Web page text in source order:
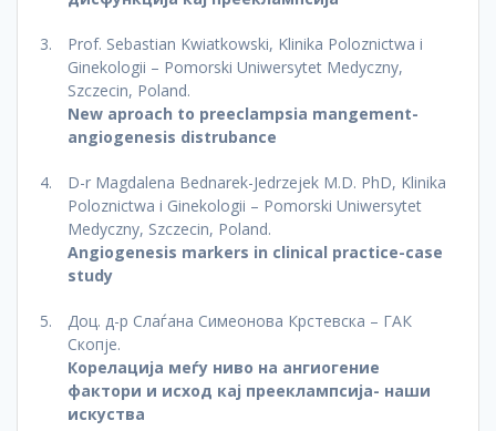
Prof. Sebastian Kwiatkowski, Klinika Poloznictwa i
Ginekologii – Pomorski Uniwersytet Medyczny,
Szczecin, Poland.
New aproach to preeclampsia mangement-
angiogenesis distrubance
D-r Magdalena Bednarek-Jedrzejek M.D. PhD, Klinika
Poloznictwa i Ginekologii – Pomorski Uniwersytet
Medyczny, Szczecin, Poland.
Angiоgenesis markers in clinical practice-case
study
Доц. д-р Слаѓана Симеонова Крстевскa – ГАК
Скопје.
Корелација меѓу ниво на ангиогение
фактори и исход кај прееклампсија- наши
искуства